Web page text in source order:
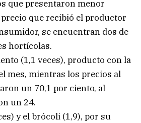
que presentaron menor
que recibió el productor
se encuentran dos de
hortícolas.
(1,1 veces), producto con la
mes, mientras los precios al
un 70,1 por ciento, al
un 24.
y el brócoli (1,9), por su